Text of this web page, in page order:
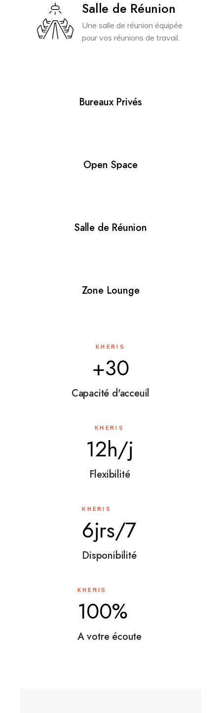
Salle de Réunion
Une salle de réunion équipée
pour vos réunions de travail.
Bureaux Privés
Open Space
Salle de Réunion
Zone Lounge
KHERIS
+30
Capacité d'acceuil
KHERIS
12h/j
Flexibilité
KHERIS
6jrs/7
Disponibilité
KHERIS
100%
A votre écoute